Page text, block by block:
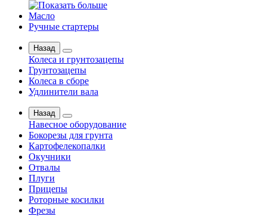
Масло
Ручные стартеры
Назад
Колеса и грунтозацепы
Грунтозацепы
Колеса в сборе
Удлинители вала
Назад
Навесное оборудование
Бокорезы для грунта
Картофелекопалки
Окучники
Отвалы
Плуги
Прицепы
Роторные косилки
Фрезы